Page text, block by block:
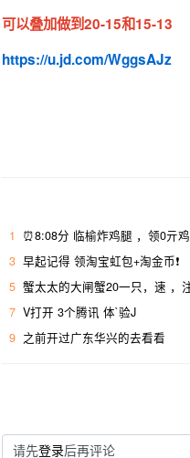
可以叠加做到20-15和15-13
https://u.jd.com/WggsAJz
1 ⏰8:08分 临榆炸鸡腿 ，领0亓
3 早起记得 领淘宝虹包+淘金币❗
5 蟹太太的大闸蟹20一只，速 ，
7 V打开 3个腾讯 体`验J
9 之前开过广东华兴的去看看
请先登录后再评论